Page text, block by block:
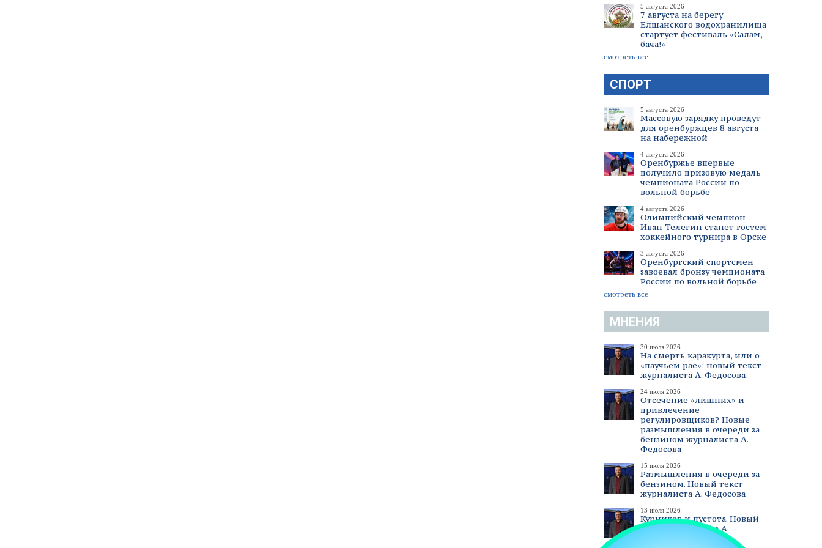
5 августа 2026
7 августа на берегу
Елшанского водохранилища
стартует фестиваль «Салам,
бача!»
смотреть все
СПОРТ
5 августа 2026
Массовую зарядку проведут
для оренбуржцев 8 августа
на набережной
4 августа 2026
Оренбуржье впервые
получило призовую медаль
чемпионата России по
вольной борьбе
4 августа 2026
Олимпийский чемпион
Иван Телегин станет гостем
хоккейного турнира в Орске
3 августа 2026
Оренбургский спортсмен
завоевал бронзу чемпионата
России по вольной борьбе
смотреть все
МНЕНИЯ
30 июля 2026
На смерть каракурта, или о
«паучьем рае»: новый текст
журналиста А. Федосова
24 июля 2026
Отсечение «лишних» и
привлечение
регулировщиков? Новые
размышления в очереди за
бензином журналиста А.
Федосова
15 июля 2026
Размышления в очереди за
бензином. Новый текст
журналиста А. Федосова
13 июля 2026
Курников и пустота. Новый
текст журналиста А.